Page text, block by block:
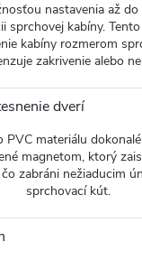
nastavenia až
sprchovej kabíny.
kabíny rozmerom
zakrivenie alebo
dverí
PVC materiálu
magnetom, ktorý
zabráni nežiaducim
sprchovací kút.